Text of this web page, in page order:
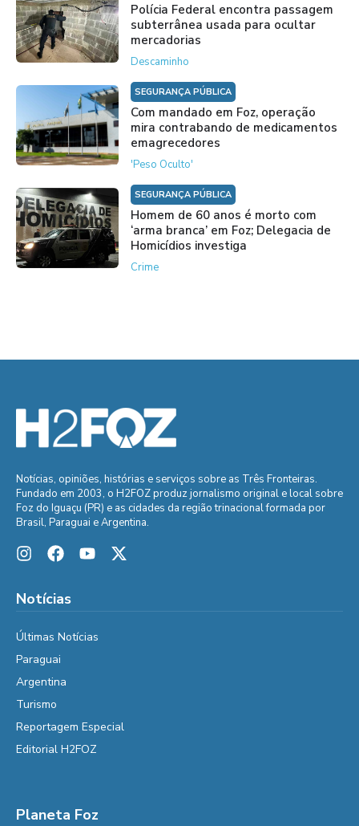
Polícia Federal encontra passagem
subterrânea usada para ocultar
mercadorias
Descaminho
SEGURANÇA PÚBLICA
Com mandado em Foz, operação
mira contrabando de medicamentos
emagrecedores
'Peso Oculto'
SEGURANÇA PÚBLICA
Homem de 60 anos é morto com
‘arma branca’ em Foz; Delegacia de
Homicídios investiga
Crime
Notícias, opiniões, histórias e serviços sobre as Três Fronteiras.
Fundado em 2003, o H2FOZ produz jornalismo original e local sobre
Foz do Iguaçu (PR) e as cidades da região trinacional formada por
Brasil, Paraguai e Argentina.
Notícias
Últimas Notícias
Paraguai
Argentina
Turismo
Reportagem Especial
Editorial H2FOZ
Planeta Foz